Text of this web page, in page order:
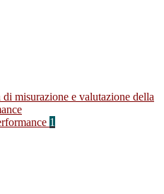
di misurazione e valutazione della
1